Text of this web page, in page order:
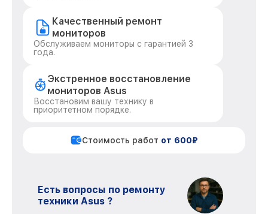
Качественный ремонт
мониторов
Обслуживаем мониторы с гарантией 3
года.
Экстренное восстановление
мониторов Asus
Восстановим вашу технику в
приоритетном порядке.
Стоимость работ от 600₽
Есть вопросы по ремонту
техники Asus ?